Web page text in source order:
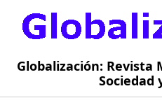
Globalización: Revista
Sociedad